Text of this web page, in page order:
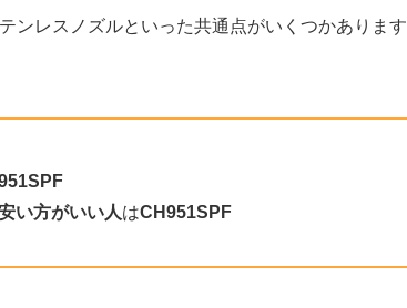
ンレスノズルといった共通点がいくつかあります
い方がいい人はCH951SPF